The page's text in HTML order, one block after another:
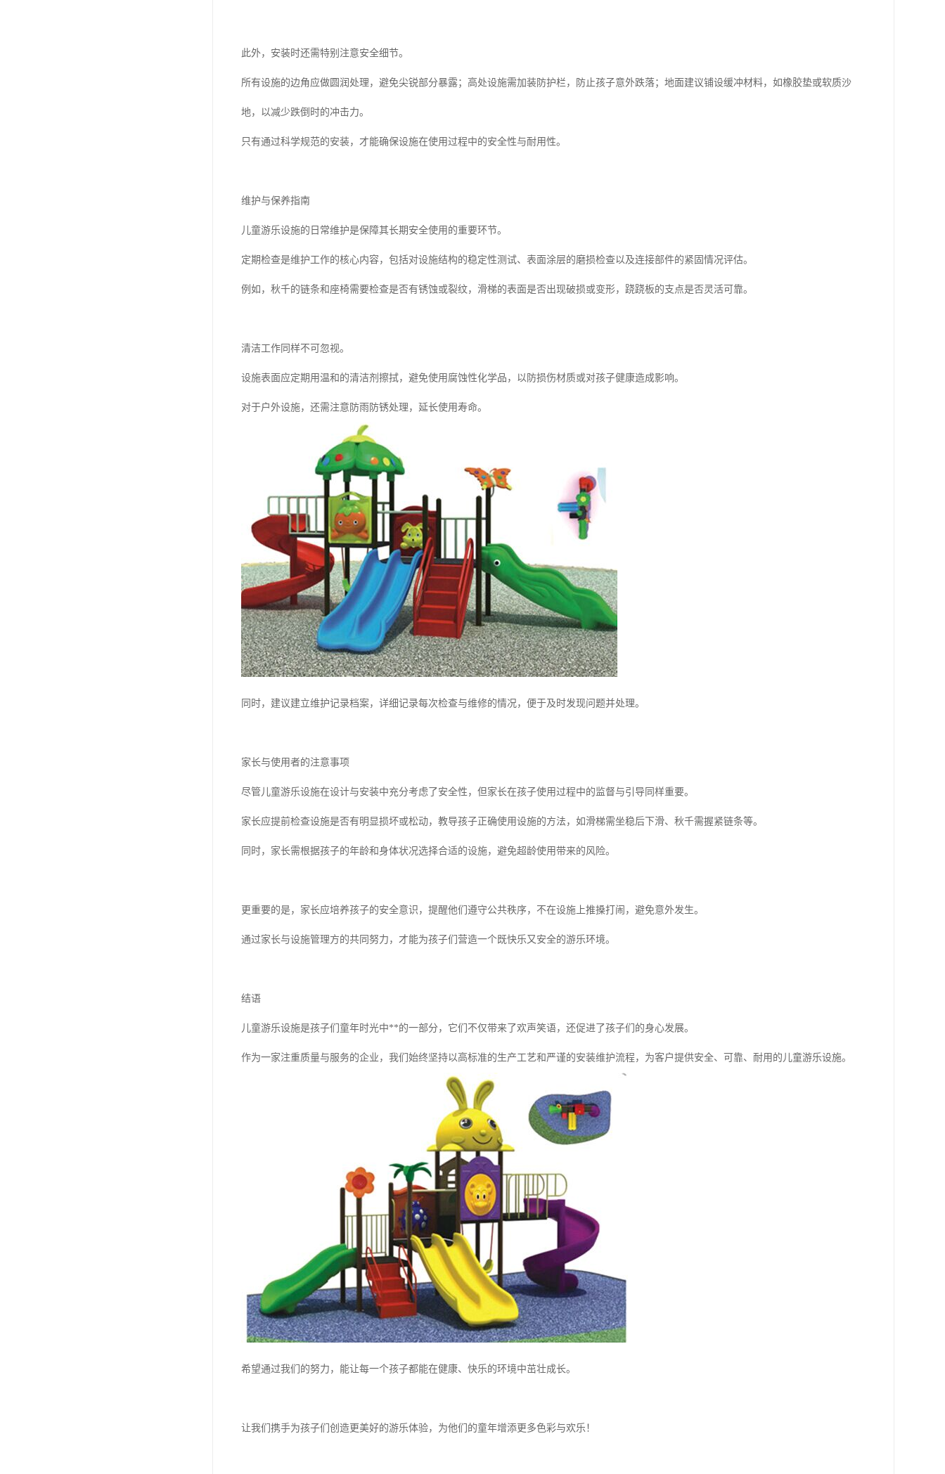
此外，安装时还需特别注意安全细节。
所有设施的边角应做圆润处理，避免尖锐部分暴露；高处设施需加装防护栏，防止孩子意外跌落；地面建议铺设缓冲材料，如橡胶垫或软质沙
地，以减少跌倒时的冲击力。
只有通过科学规范的安装，才能确保设施在使用过程中的安全性与耐用性。
维护与保养指南
儿童游乐设施的日常维护是保障其长期安全使用的重要环节。
定期检查是维护工作的核心内容，包括对设施结构的稳定性测试、表面涂层的磨损检查以及连接部件的紧固情况评估。
例如，秋千的链条和座椅需要检查是否有锈蚀或裂纹，滑梯的表面是否出现破损或变形，跷跷板的支点是否灵活可靠。
清洁工作同样不可忽视。
设施表面应定期用温和的清洁剂擦拭，避免使用腐蚀性化学品，以防损伤材质或对孩子健康造成影响。
对于户外设施，还需注意防雨防锈处理，延长使用寿命。
同时，建议建立维护记录档案，详细记录每次检查与维修的情况，便于及时发现问题并处理。
家长与使用者的注意事项
尽管儿童游乐设施在设计与安装中充分考虑了安全性，但家长在孩子使用过程中的监督与引导同样重要。
家长应提前检查设施是否有明显损坏或松动，教导孩子正确使用设施的方法，如滑梯需坐稳后下滑、秋千需握紧链条等。
同时，家长需根据孩子的年龄和身体状况选择合适的设施，避免超龄使用带来的风险。
更重要的是，家长应培养孩子的安全意识，提醒他们遵守公共秩序，不在设施上推搡打闹，避免意外发生。
通过家长与设施管理方的共同努力，才能为孩子们营造一个既快乐又安全的游乐环境。
结语
儿童游乐设施是孩子们童年时光中**的一部分，它们不仅带来了欢声笑语，还促进了孩子们的身心发展。
作为一家注重质量与服务的企业，我们始终坚持以高标准的生产工艺和严谨的安装维护流程，为客户提供安全、可靠、耐用的儿童游乐设施。
希望通过我们的努力，能让每一个孩子都能在健康、快乐的环境中茁壮成长。
让我们携手为孩子们创造更美好的游乐体验，为他们的童年增添更多色彩与欢乐！